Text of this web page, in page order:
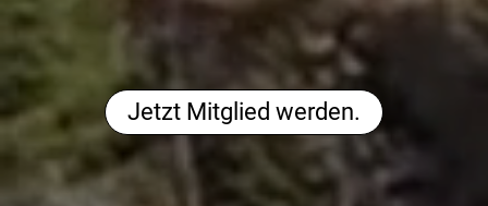
Jetzt Mitglied werden.